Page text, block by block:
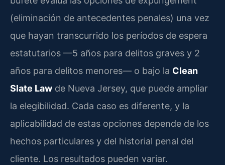
(eliminación de antecedentes penales) una vez
que hayan transcurrido los períodos de espera
estatutarios —5 años para delitos graves y 2
años para delitos menores— o bajo la Clean
Slate Law de Nueva Jersey, que puede ampliar
la elegibilidad. Cada caso es diferente, y la
aplicabilidad de estas opciones depende de los
hechos particulares y del historial penal del
cliente. Los resultados pueden variar.